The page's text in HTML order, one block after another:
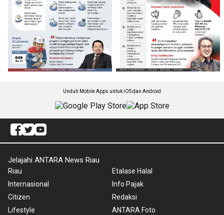
Unduh Mobile Apps untuk iOS dan Android
Jelajahi ANTARA News Riau
Riau
Internasional
Citizen
Lifestyle
Etalase Halal
Info Pajak
Redaksi
ANTARA Foto